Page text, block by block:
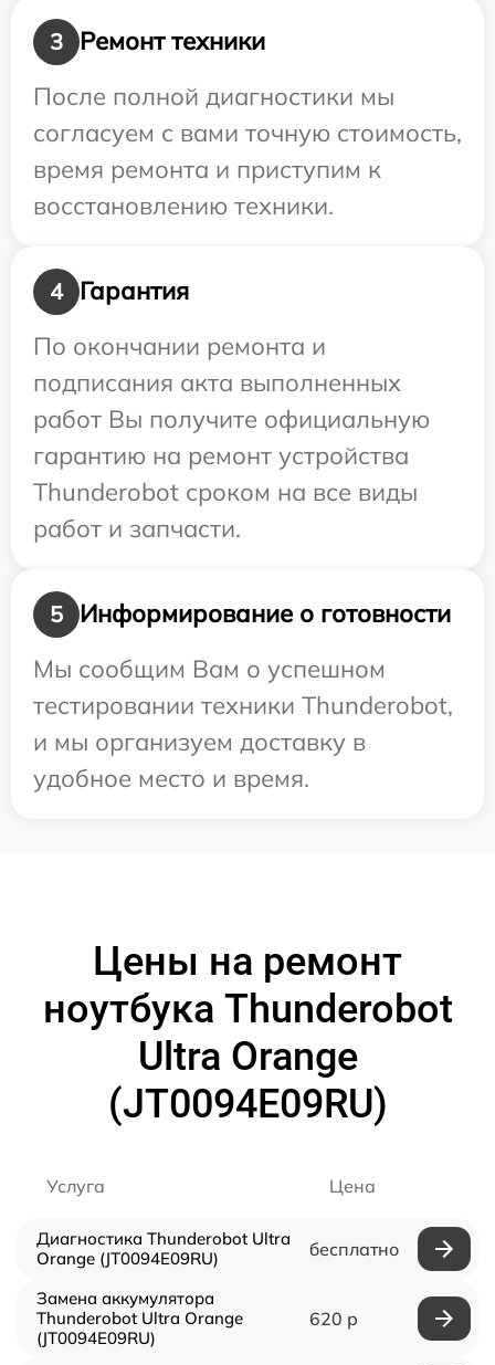
3
Ремонт техники
После полной диагностики мы
согласуем с вами точную стоимость,
время ремонта и приступим к
восстановлению техники.
4
Гарантия
По окончании ремонта и
подписания акта выполненных
работ Вы получите официальную
гарантию на ремонт устройства
Thunderobot сроком на все виды
работ и запчасти.
5
Информирование о готовности
Мы сообщим Вам о успешном
тестировании техники Thunderobot,
и мы организуем доставку в
удобное место и время.
Цены на ремонт
ноутбука Thunderobot
Ultra Orange
(JT0094E09RU)
Услуга Цена
Диагностика Thunderobot Ultra
Orange (JT0094E09RU)
бесплатно
Замена аккумулятора
Thunderobot Ultra Orange
(JT0094E09RU)
620 р